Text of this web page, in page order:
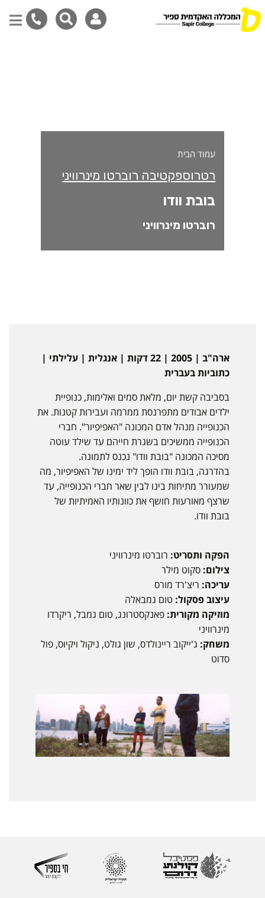
עמוד הבית
רטרוספקטיבה רוברטו מינרוויני
בובת וודו
רוברטו מינרוויני
ארה"ב | 2005 | 22 דקות | אנגלית | עלילתי |
כתוביות בעברית
בסביבה קשת יום, מלאת סמים ואלימות, כנופיית
ילדים אבודים מתפרנסת ממרמה ועבירות קטנות. את
הכנופייה מנהל אדם המכונה "האפיפיור". חברי
הכנופייה ממשיכים בשגרת חייהם עד שילד עוטה
מסיכה המכונה "בובת וודו" נכנס לתמונה.
בהדרגה, בובת וודו הופך ליד ימינו של האפיפיור, מה
שמעורר מתיחות בינו לבין שאר חברי הכנופייה, עד
שרצף מאורעות חושף את כוונותיו האמיתיות של
בובת וודו.
הפקה ותסריט: רוברטו מינרוויני
צילום: סקוט מילר
עריכה: ריצ'רד מורס
עיצוב פסקול: טום גמבאלה
מוזיקה מקורית: פאנקסטרונג, טום גמבל, ריקרדו
מינרוויני
משחק: ג'ייקוב ריינולדס, שון גולט, ניקול ויקיוס, פול
סדוט